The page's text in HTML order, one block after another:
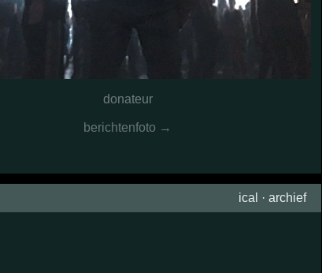
donateur
berichtenfoto →
ical · archief